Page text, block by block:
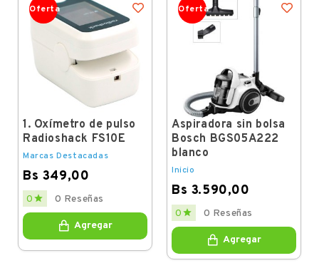
Oferta
1. Oxímetro de pulso
Radioshack FS10E
Marcas Destacadas
Bs 349,00
Price
0  0 Reseñas
Agregar
Oferta
Aspiradora sin bolsa
Bosch BGS05A222
blanco
Inicio
Bs 3.590,00
Price
0  0 Reseñas
Agregar